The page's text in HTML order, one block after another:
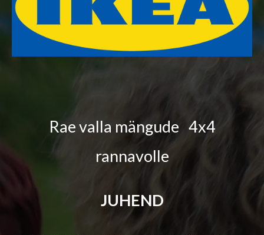
Rae valla mängude 4x4
rannavolle
JUHEND